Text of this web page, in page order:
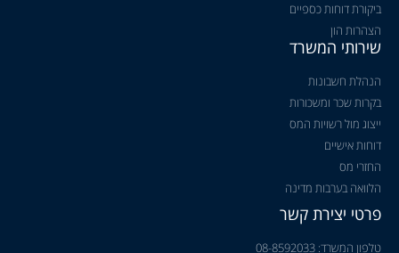
ביקורת דוחות כספיים
הצהרות הון
שירותי המשרד
הנהלת חשבונות
בקרות שכר ומשכורות
ייצוג מול רשויות המס
דוחות אישיים
החזרי מס
הלוואה בערבות מדינה
פרטי יצירת קשר
טלפון המשרד: 08-8592033